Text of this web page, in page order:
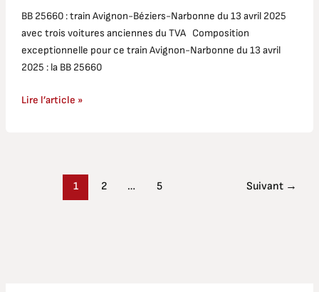
BB 25660 : train Avignon-Béziers-Narbonne du 13 avril 2025
avec trois voitures anciennes du TVA Composition
exceptionnelle pour ce train Avignon-Narbonne du 13 avril
2025 : la BB 25660
Lire l’article »
1 2 … 5 Suivant →